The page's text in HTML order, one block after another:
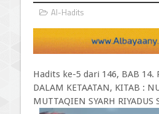
Al-Hadits
Hadits ke-5 dari 146, BAB 14.
DALAM KETAATAN, KITAB :
MUTTAQIEN SYARH RIYADUS